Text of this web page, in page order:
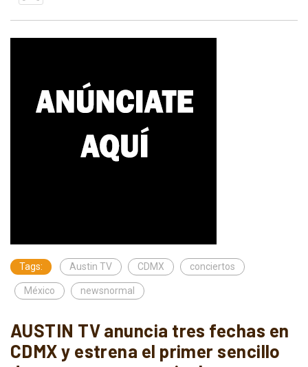
Tags: Austin TV CDMX conciertos
México newsnormal
AUSTIN TV anuncia tres fechas en
CDMX y estrena el primer sencillo